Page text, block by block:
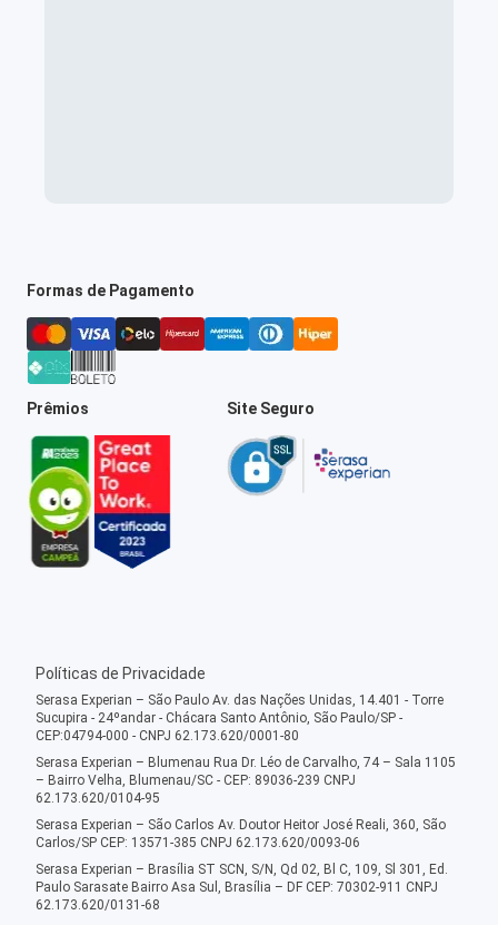
Formas de Pagamento
Prêmios Site Seguro
Políticas de Privacidade
Serasa Experian – São Paulo Av. das Nações Unidas, 14.401 - Torre
Sucupira - 24ºandar - Chácara Santo Antônio, São Paulo/SP -
CEP:04794-000 - CNPJ 62.173.620/0001-80
Serasa Experian – Blumenau Rua Dr. Léo de Carvalho, 74 – Sala 1105
– Bairro Velha, Blumenau/SC - CEP: 89036-239 CNPJ
62.173.620/0104-95
Serasa Experian – São Carlos Av. Doutor Heitor José Reali, 360, São
Carlos/SP CEP: 13571-385 CNPJ 62.173.620/0093-06
Serasa Experian – Brasília ST SCN, S/N, Qd 02, Bl C, 109, Sl 301, Ed.
Paulo Sarasate Bairro Asa Sul, Brasília – DF CEP: 70302-911 CNPJ
62.173.620/0131-68